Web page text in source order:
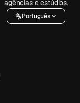
agências e estúdios.
Português